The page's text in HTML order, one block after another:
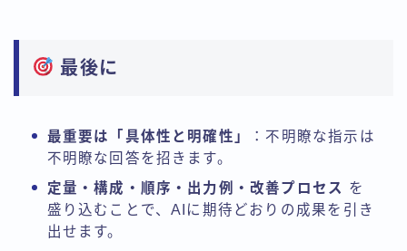
最後に
最重要は「具体性と明確性」
：不明瞭な指示は
不明瞭な回答を招きます。
定量・構成・順序・出力例・改善プロセス を
盛り込むことで、AIに期待どおりの成果を引き
出せます。